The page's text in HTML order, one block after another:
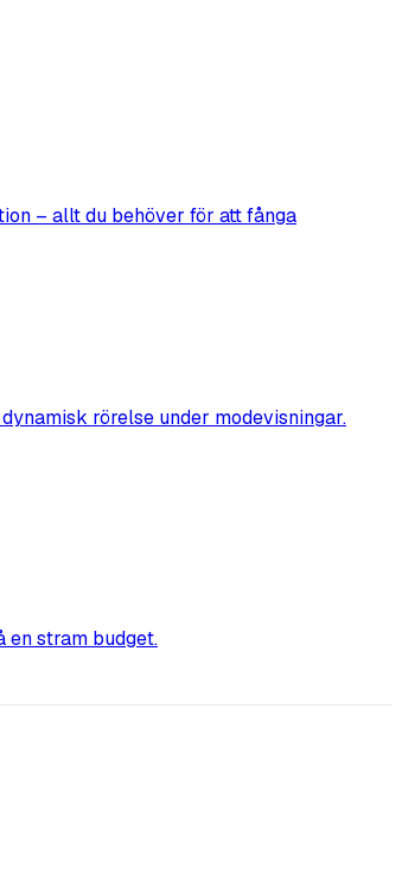
– allt du behöver för att fånga
rörelse under modevisningar.
en stram budget.